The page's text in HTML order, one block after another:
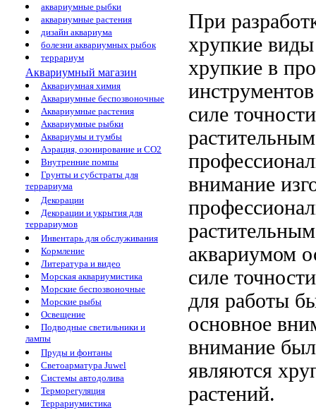
аквариумные рыбки
аквариумные растения
дизайн аквариума
болезни аквариумных рыбок
террариум
Аквариумный магазин
Аквариумная химия
Аквариумные беспозвоночные
Аквариумные растения
Аквариумные рыбки
Аквариумы и тумбы
Аэрация, озонирование и CO2
Внутренние помпы
Грунты и субстраты для
террариума
Декорации
Декорации и укрытия для
террариумов
Инвентарь для обслуживания
Кормление
Литература и видео
Морская аквариумистика
Морские беспозвоночные
Морские рыбы
Освещение
Подводные светильники и
лампы
Пруды и фонтаны
Светоарматура Juwel
Системы автодолива
Терморегуляция
Террариумистика
При
хрупкие
хрупкие в
силе
внимание
аквариумом
силе точности
для работы
основное
внимание
являются
растений.